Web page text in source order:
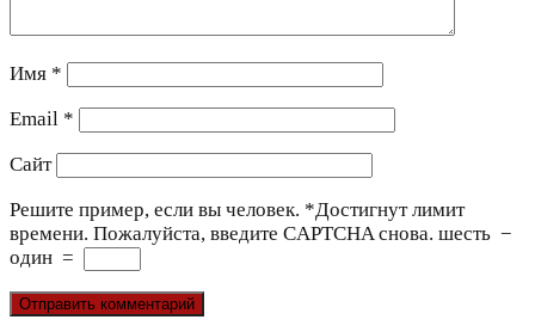
Имя *
Email *
Сайт
Решите пример, если вы человек. *Достигнут лимит
времени. Пожалуйста, введите CAPTCHA снова. шесть −
один =